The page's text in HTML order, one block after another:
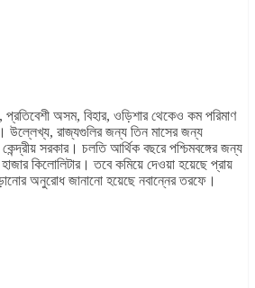
অসম, বিহার, ওড়িশার থেকেও কম পরিমাণ
উল্লেখ্য, রাজ্যগুলির জন্য তিন মাসের জন্য
কেন্দ্রীয় সরকার। চলতি আর্থিক বছরে পশ্চিমবঙ্গের জন্য
কিলোলিটার। তবে কমিয়ে দেওয়া হয়েছে প্রায়
অনুরোধ জানানো হয়েছে নবান্নের তরফে।